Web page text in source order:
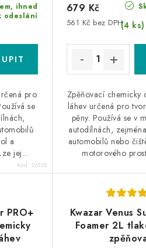
ihned
odeslání
pro
se
a
jej...
Kód: 26105
(4 ks)
561 Kč bez DPH
679 Kč
Zpěňovací chemicky
láhev určená pro
pěny. Používá se v
autodílnách,
automobilů nebo
motorového
PRO+
Kwazar Venus
Foamer 2L